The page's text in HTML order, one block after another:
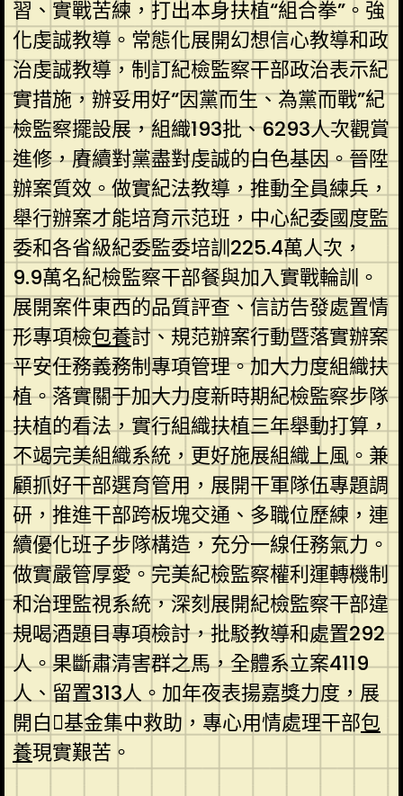
習、實戰苦練，打出本身扶植“組合拳”。強
化虔誠教導。常態化展開幻想信心教導和政
治虔誠教導，制訂紀檢監察干部政治表示紀
實措施，辦妥用好“因黨而生、為黨而戰”紀
檢監察擺設展，組織193批、6293人次觀賞
進修，賡續對黨盡對虔誠的白色基因。晉陞
辦案質效。做實紀法教導，推動全員練兵，
舉行辦案才能培育示范班，中心紀委國度監
委和各省級紀委監委培訓225.4萬人次，
9.9萬名紀檢監察干部餐與加入實戰輪訓。
展開案件東西的品質評查、信訪告發處置情
形專項檢包養討、規范辦案行動暨落實辦案
平安任務義務制專項管理。加大力度組織扶
植。落實關于加大力度新時期紀檢監察步隊
扶植的看法，實行組織扶植三年舉動打算，
不竭完美組織系統，更好施展組織上風。兼
顧抓好干部選育管用，展開干軍隊伍專題調
研，推進干部跨板塊交通、多職位歷練，連
續優化班子步隊構造，充分一線任務氣力。
做實嚴管厚愛。完美紀檢監察權利運轉機制
和治理監視系統，深刻展開紀檢監察干部違
規喝酒題目專項檢討，批駁教導和處置292
人。果斷肅清害群之馬，全體系立案4119
人、留置313人。加年夜表揚嘉獎力度，展
開白基金集中救助，專心用情處理干部包
養現實艱苦。